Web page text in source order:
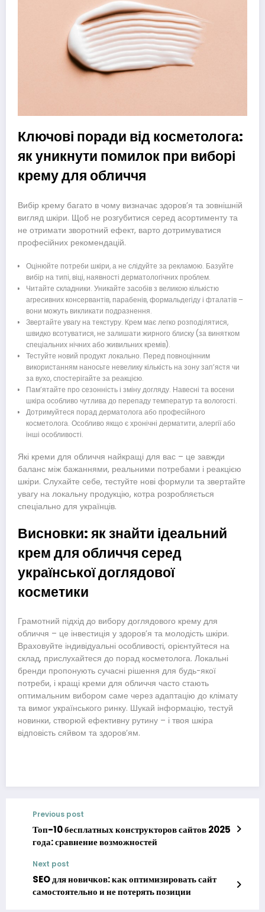
Ключові поради від косметолога:
як уникнути помилок при виборі
крему для обличчя
Вибір крему багато в чому визначає здоров’я та зовнішній
вигляд шкіри. Щоб не розгубитися серед асортименту та
не отримати зворотний ефект, варто дотримуватися
професійних рекомендацій.
Оцінюйте потреби шкіри, а не слідуйте за рекламою. Базуйте
вибір на типі, віці, наявності дерматологічних проблем.
Читайте складники. Уникайте засобів з великою кількістю
агресивних консервантів, парабенів, формальдегіду і фталатів –
вони можуть викликати подразнення.
Звертайте увагу на текстуру. Крем має легко розподілятися,
швидко всотуватися, не залишати жирного блиску (за винятком
спеціальних нічних або живильних кремів).
Тестуйте новий продукт локально. Перед повноцінним
використанням наносьте невелику кількість на зону зап’ястя чи
за вухо, спостерігайте за реакцією.
Пам’ятайте про сезонність і зміну догляду. Навесні та восени
шкіра особливо чутлива до перепаду температур та вологості.
Дотримуйтеся порад дерматолога або професійного
косметолога. Особливо якщо є хронічні дерматити, алергії або
інші особливості.
Які креми для обличчя найкращі для вас – це завжди
баланс між бажаннями, реальними потребами і реакцією
шкіри. Слухайте себе, тестуйте нові формули та звертайте
увагу на локальну продукцію, котра розробляється
спеціально для українців.
Висновки: як знайти ідеальний
крем для обличчя серед
української доглядової
косметики
Грамотний підхід до вибору доглядового крему для
обличчя – це інвестиція у здоров’я та молодість шкіри.
Враховуйте індивідуальні особливості, орієнтуйтеся на
склад, прислухайтеся до порад косметолога. Локальні
бренди пропонують сучасні рішення для будь-якої
потреби, і кращі креми для обличчя часто стають
оптимальним вибором саме через адаптацію до клімату
та вимог українського ринку. Шукай інформацію, тестуй
новинки, створюй ефективну рутину – і твоя шкіра
відповість сяйвом та здоров’ям.
Previous post
Топ-10 бесплатных конструкторов сайтов 2025
года: сравнение возможностей
Next post
SEO для новичков: как оптимизировать сайт
самостоятельно и не потерять позиции